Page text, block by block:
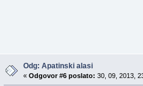
Odg: Apatinski alasi
« Odgovor #6 poslato: 30, 09, 2013,